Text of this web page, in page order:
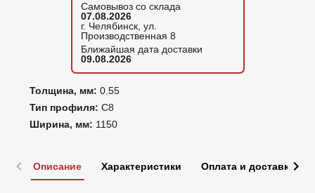
Толщина, мм: 0.55
Тип профиля: С8
Ширина, мм: 1150
Самовывоз со склада
07.08.2026
г. Челябинск, ул.
Производственная 8
Ближайшая дата доставки
09.08.2026
Описание Характеристики Оплата и доставка